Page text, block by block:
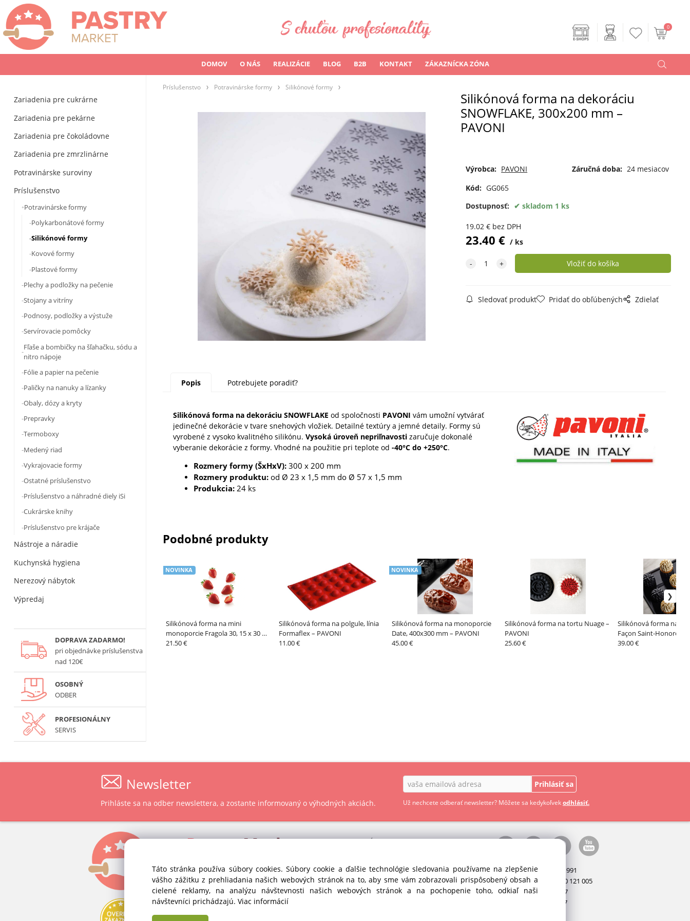
DOMOV O NÁS REALIZÁCIE BLOG B2B KONTAKT ZÁKAZNÍCKA ZÓNA
0
Zariadenia pre cukrárne
Zariadenia pre pekárne
Zariadenia pre čokoládovne
Zariadenia pre zmrzlinárne
Potravinárske suroviny
Príslušenstvo
Potravinárske formy
Polykarbonátové formy
Silikónové formy
Kovové formy
Plastové formy
Plechy a podložky na pečenie
Stojany a vitríny
Podnosy, podložky a výstuže
Servírovacie pomôcky
Fľaše a bombičky na šľahačku, sódu a
nitro nápoje
Fólie a papier na pečenie
Paličky na nanuky a lízanky
Obaly, dózy a kryty
Prepravky
Termoboxy
Medený riad
Vykrajovacie formy
Ostatné príslušenstvo
Príslušenstvo a náhradné diely iSi
Cukrárske knihy
Príslušenstvo pre krájače
Nástroje a náradie
Kuchynská hygiena
Nerezový nábytok
Výpredaj
DOPRAVA ZADARMO!
pri objednávke príslušenstva
nad 120€
OSOBNÝ
ODBER
PROFESIONÁLNY
SERVIS
Príslušenstvo Potravinárske formy Silikónové formy
Silikónová forma na dekoráciu
SNOWFLAKE, 300x200 mm –
PAVONI
Výrobca: PAVONI Záručná doba: 24 mesiacov
Kód: GG065
Dostupnosť:
skladom 1 ks
19.02 € bez DPH
23.40 € ks
Sledovať produkt Pridať do obľúbených Zdielať
Popis Potrebujete poradiť?
Silikónová forma na dekoráciu SNOWFLAKEod spoločnosti PAVONIvám umožní vytvárať
jedinečné dekorácie v tvare snehových vložiek. Detailné textúry a jemné detaily. Formy sú
vyrobené z vysoko kvalitného silikónu.Vysoká úroveň nepriľnavosti zaručuje dokonalé
vyberanie dekorácie z formy. Vhodné na použitie pri teplote od-40°C do +250°C.
Rozmery formy (ŠxHxV):300 x 200 mm
Rozmery produktu:od Ø 23 x 1,5 mm do Ø 57 x 1,5 mm
Produkcia: 24 ks
Podobné produkty
Silikónová forma na mini
monoporcie Fragola 30, 15 x 30 ml
– SILIKOMART
NOVINKA
21.50 €
Silikónová forma na polgule, línia
Formaflex – PAVONI
11.00 €
Silikónová forma na monoporcie
Date, 400x300 mm – PAVONI
NOVINKA
45.00 €
Silikónová forma na tortu Nuage –
PAVONI
25.60 €
Silikónová forma na
Façon Saint-Honoré,
– PAVONI
39.00 €
Newsletter
Prihláste sa na odber newslettera, a zostante informovaný o výhodných akciách.
Prihlásiť sa
Už nechcete odberať newsletter? Môžete sa kedykoľvekodhlásiť.
PastryMarket
Štefánikova 35
SK-900 28 Ivanka pri Dunaji (SC)
Slovenská Republika
IČO: 34 139 435
OBCHODNÉ PODMIENKY - SPOTREBITEĽ
OCHRANA OSOBNÝCH ÚDAJOV GDPR
Manažér:+421 911 031 991
Príslušenstvo:
+421 910 121 005
Stroje:+421 903 404 067
+421 903 404 047
Táto stránka používa súbory cookies. Súbory cookie a ďalšie technológie sledovania používame na zlepšenie
vášho zážitku z prehliadania našich webových stránok na to, aby sme vám zobrazovali prispôsobený obsah a
cielené reklamy, na analýzu návštevnosti našich webových stránok a na pochopenie toho, odkiaľ naši
návštevníci prichádzajú. Viac informácií